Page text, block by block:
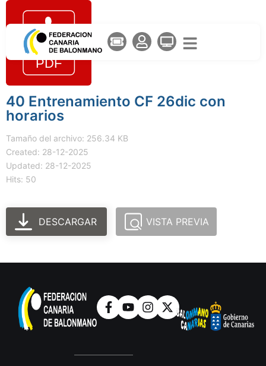
40 Entrenamiento CF 26dic con
horarios
Tamaño del archivo: 256.34 KB
Created: 28-12-2025
Updated: 28-12-2025
Hits: 50
DESCARGAR VISTA PREVIA